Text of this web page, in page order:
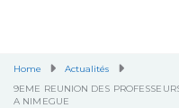
Home
Actualités
9EME REUNION DES
A NIMEGUE